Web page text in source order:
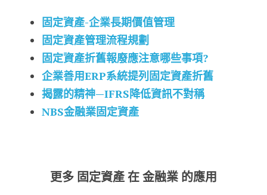
固定資產-企業長期價值管理
固定資產管理流程規劃
固定資產折舊報廢應注意哪些事項?
企業善用ERP系統提列固定資產折舊
揭露的精神—IFRS降低資訊不對稱
NBS金融業固定資產
更多 固定資產 在 金融業 的應用